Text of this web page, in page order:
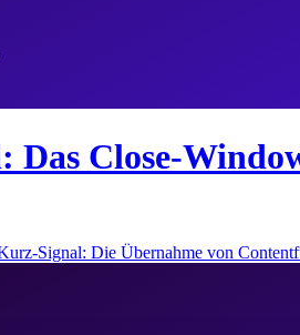
Das Close-
Signal: Die Übernahme von